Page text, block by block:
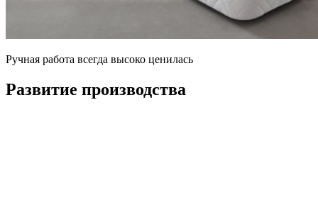
Ручная работа всегда высоко ценилась
Развитие производства